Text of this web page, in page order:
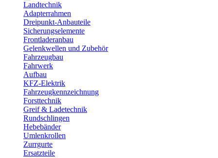
Landtechnik
Adapterrahmen
Dreipunkt-Anbauteile
Sicherungselemente
Frontladeranbau
Gelenkwellen und Zubehör
Fahrzeugbau
Fahrwerk
Aufbau
KFZ-Elektrik
Fahrzeugkennzeichnung
Forsttechnik
Greif & Ladetechnik
Rundschlingen
Hebebänder
Umlenkrollen
Zurrgurte
Ersatzteile